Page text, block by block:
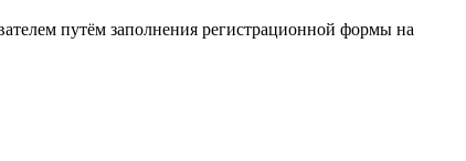
путём заполнения регистрационной формы на